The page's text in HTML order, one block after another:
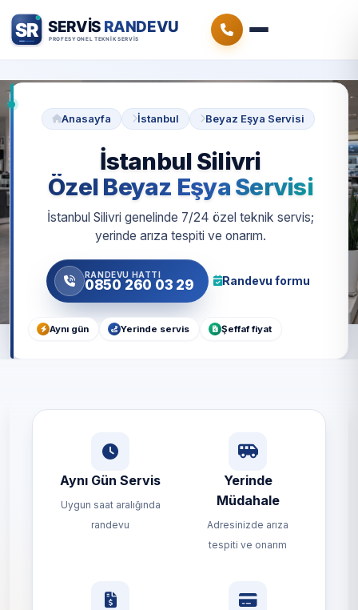
Anasayfa İstanbul Beyaz Eşya Servisi
İstanbul Silivri
Özel Beyaz Eşya Servisi
İstanbul Silivri genelinde 7/24 özel teknik servis;
yerinde arıza tespiti ve onarım.
RANDEVU HATTI
0850 260 03 29 Randevu formu
Aynı gün Yerinde servis Şeffaf fiyat
Aynı Gün Servis
Uygun saat aralığında
randevu
Yerinde
Müdahale
Adresinizde arıza
tespiti ve onarım